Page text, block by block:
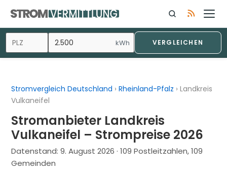
Inhalt
springen
kWh VERGLEICHEN
Stromvergleich Deutschland ›Rheinland-Pfalz ›Landkreis
Vulkaneifel
Stromanbieter Landkreis
Vulkaneifel – Strompreise 2026
Datenstand:9. August 2026 · 109 Postleitzahlen, 109
Gemeinden